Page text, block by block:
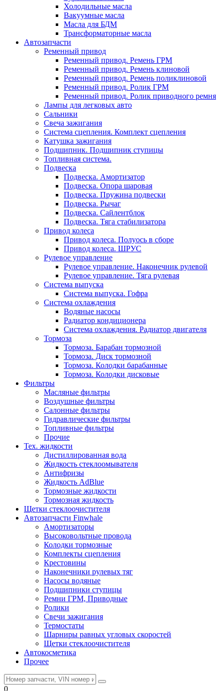
Холодильные масла
Вакуумные масла
Масла для БДМ
Трансформаторные масла
Автозапчасти
Ременный привод
Ременный привод. Ремень ГРМ
Ременный привод. Ремень клиновой
Ременный привод. Ремень поликлиновой
Ременный привод. Ролик ГРМ
Ременный привод. Ролик приводного ремня
Лампы для легковых авто
Сальники
Свеча зажигания
Система сцепления. Комплект сцепления
Катушка зажигания
Подшипник. Подшипник ступицы
Топливная система.
Подвеска
Подвеска. Амортизатор
Подвеска. Опора шаровая
Подвеска. Пружина подвески
Подвеска. Рычаг
Подвеска. Сайлентблок
Подвеска. Тяга стабилизатора
Привод колеса
Привод колеса. Полуось в сборе
Привод колеса. ШРУС
Рулевое управление
Рулевое управление. Наконечник рулевой
Рулевое управление. Тяга рулевая
Система выпуска
Система выпуска. Гофра
Система охлаждения
Водяные насосы
Радиатор кондиционера
Система охлаждения. Радиатор двигателя
Тормоза
Тормоза. Барабан тормозной
Тормоза. Диск тормозной
Тормоза. Колодки барабанные
Тормоза. Колодки дисковые
Фильтры
Масляные фильтры
Воздушные фильтры
Салонные фильтры
Гидравлические фильтры
Топливные фильтры
Прочие
Тех. жидкости
Дистиллированная вода
Жидкость стеклоомывателя
Антифризы
Жидкость AdBlue
Тормозные жидкости
Тормозная жидкость
Щетки стеклоочистителя
Автозапчасти Finwhale
Амортизаторы
Высоковольтные провода
Колодки тормозные
Комплекты сцепления
Крестовины
Наконечники рулевых тяг
Насосы водяные
Подшипники ступицы
Ремни ГРМ, Приводные
Ролики
Свечи зажигания
Термостаты
Шарниры равных угловых скоростей
Щетки стеклоочистителя
Автокосметика
Прочее
0